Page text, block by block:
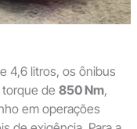
4,6 litros, os ônibus
de 850 Nm,
em operações